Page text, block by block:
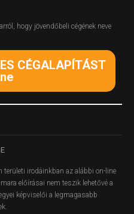
hogy jövendőbeli cégének neve
CÉGALAPÍTÁST
területi irodáinkban az alábbi on-line
előírásai nem teszik lehetővé a
képviselői a legmagasabb